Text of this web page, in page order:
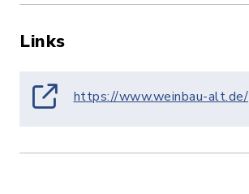
Links
https://www.weinbau-alt.de/